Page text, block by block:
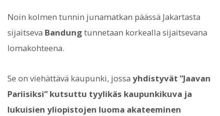
Noin kolmen tunnin junamatkan päässä Jakartasta
sijaitseva Bandungtunnetaan korkealla sijaitsevana
lomakohteena.
Se on viehättävä kaupunki, jossa yhdistyvät ”Jaavan
Pariisiksi” kutsuttu tyylikäs kaupunkikuva ja
lukuisien yliopistojen luoma akateeminen